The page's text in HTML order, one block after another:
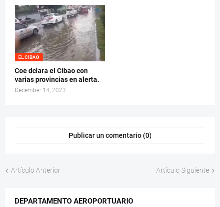
EL CIBAO
Coe dclara el Cibao con
varias provincias en alerta.
December 14, 2023
Publicar un comentario (0)
Artículo Anterior Artículo Siguiente
DEPARTAMENTO AEROPORTUARIO